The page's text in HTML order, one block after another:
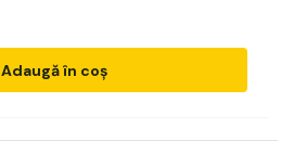
Adaugă în coș